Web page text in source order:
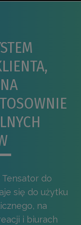
do
się do użytku
na
i biurach